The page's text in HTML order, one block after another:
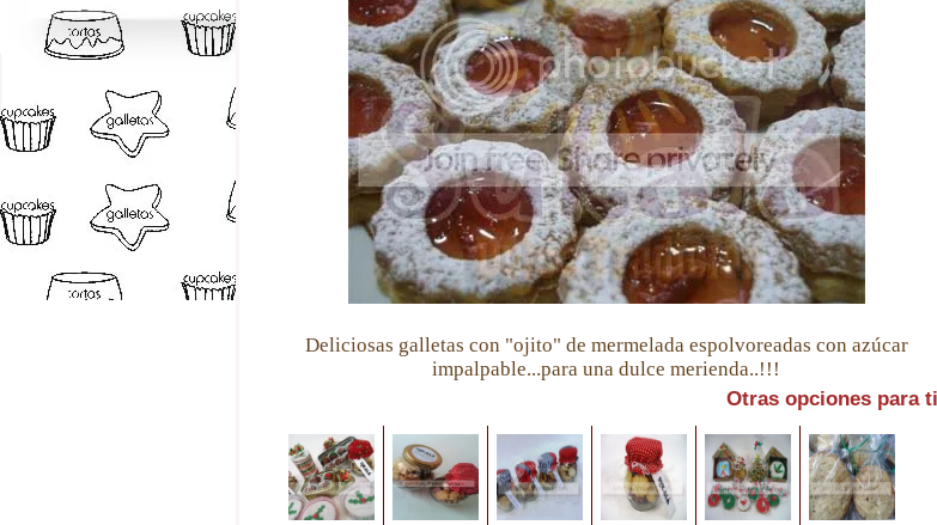
Deliciosas galletas con "ojito" de mermelada espolvoreadas con azúcar
impalpable...para una dulce merienda..!!!
Otras opciones para ti